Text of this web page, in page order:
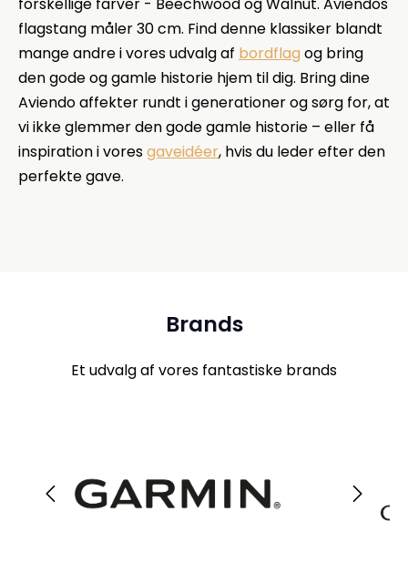
flagstang måler 30 cm. Find denne klassiker blandt
mange andre i vores udvalg af bordflag og bring
den gode og gamle historie hjem til dig. Bring dine
Aviendo affekter rundt i generationer og sørg for, at
vi ikke glemmer den gode gamle historie – eller få
inspiration i voresgaveidéer, hvis du leder efter den
perfekte gave.
Brands
Et udvalg af vores fantastiske brands